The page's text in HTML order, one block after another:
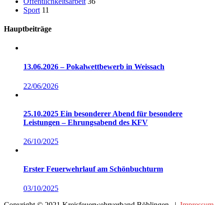
Sport 11
Hauptbeiträge
13.06.2026 – Pokalwettbewerb in Weissach
22/06/2026
25.10.2025 Ein besonderer Abend für besondere
Leistungen – Ehrungsabend des KFV
26/10/2025
Erster Feuerwehrlauf am Schönbuchturm
03/10/2025